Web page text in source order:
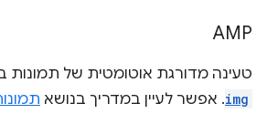
AMP
טעינה מדורגת אוטומטית של תמונות
img. אפשר לעיין במדריך בנושא